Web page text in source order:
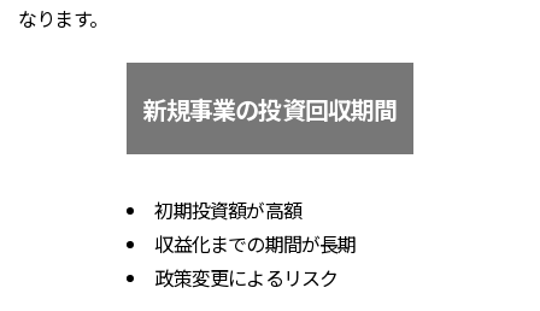
なります。
新規事業の投資回収期間
初期投資額が高額
収益化までの期間が長期
政策変更によるリスク